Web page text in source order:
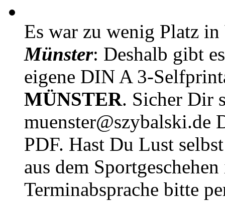
Es war zu wenig Platz in
Münster: Deshalb gibt
eigene DIN A 3-
MÜNSTER. Sicher Dir
muenster@szybalski.de
PDF. Hast Du Lust
aus dem
Terminabsprache bitte